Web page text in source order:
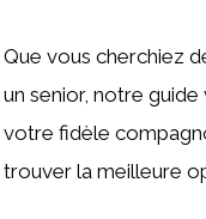
Que vous cherchiez
un senior, notre
votre fidèle
trouver la meilleure